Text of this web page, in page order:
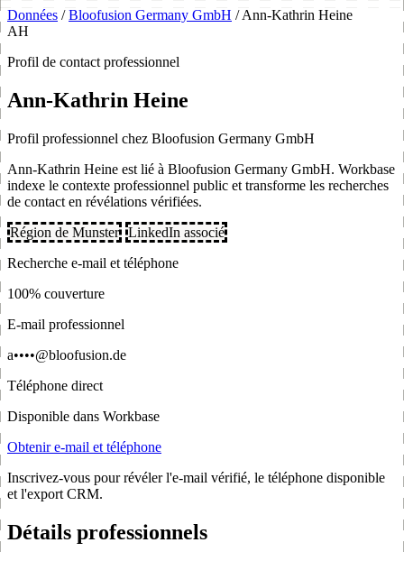
Données / Bloofusion Germany GmbH / Ann-Kathrin Heine
AH
Profil de contact professionnel
Ann-Kathrin Heine
Profil professionnel chez Bloofusion Germany GmbH
Ann-Kathrin Heine est lié à Bloofusion Germany GmbH. Workbase
indexe le contexte professionnel public et transforme les recherches
de contact en révélations vérifiées.
Région de Munster LinkedIn associé
Recherche e-mail et téléphone
100% couverture
E-mail professionnel
a••••@bloofusion.de
Téléphone direct
Disponible dans Workbase
Obtenir e-mail et téléphone
Inscrivez-vous pour révéler l'e-mail vérifié, le téléphone disponible
et l'export CRM.
Détails professionnels